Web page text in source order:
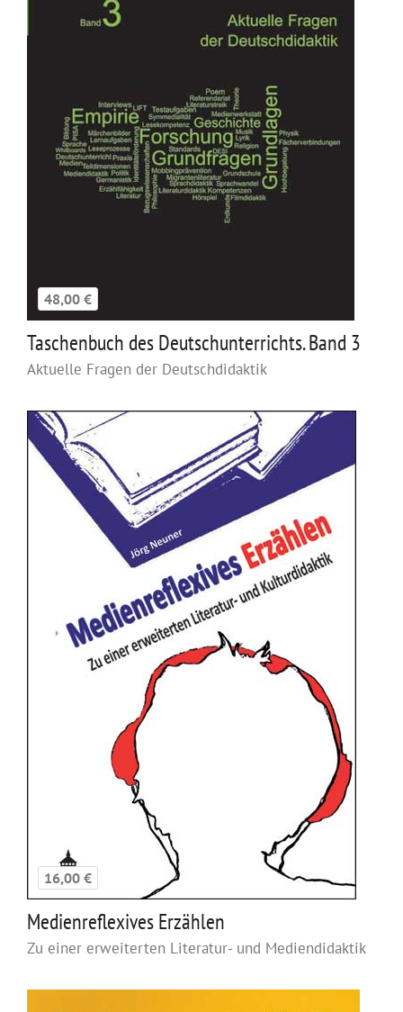
48,00 €
Taschenbuch des Deutschunterrichts. Band 3
Aktuelle Fragen der Deutschdidaktik
16,00 €
Medienreflexives Erzählen
Zu einer erweiterten Literatur- und Mediendidaktik